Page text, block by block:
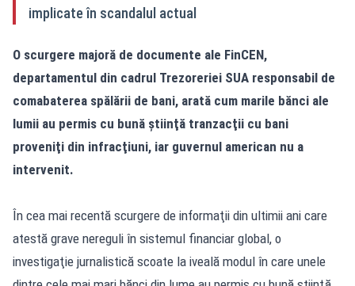
implicate în scandalul actual
O scurgere majoră de documente ale FinCEN,
departamentul din cadrul Trezoreriei SUA responsabil de
comabaterea spălării de bani, arată cum marile bănci ale
lumii au permis cu bună ştiinţă tranzacţii cu bani
proveniţi din infracţiuni, iar guvernul american nu a
intervenit.
În cea mai recentă scurgere de informaţii din ultimii ani care
atestă grave nereguli în sistemul financiar global, o
investigaţie jurnalistică scoate la iveală modul în care unele